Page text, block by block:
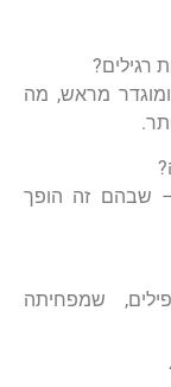
רגילים?
מראש, מה
שבהם זה הופך
שמפחיתה